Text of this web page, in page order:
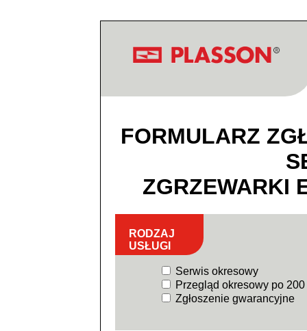
FORMULARZ
ZGRZEWARKI
RODZAJ
USŁUGI
Serwis okresowy
Przegląd okresowy po
Zgłoszenie gwarancyjne